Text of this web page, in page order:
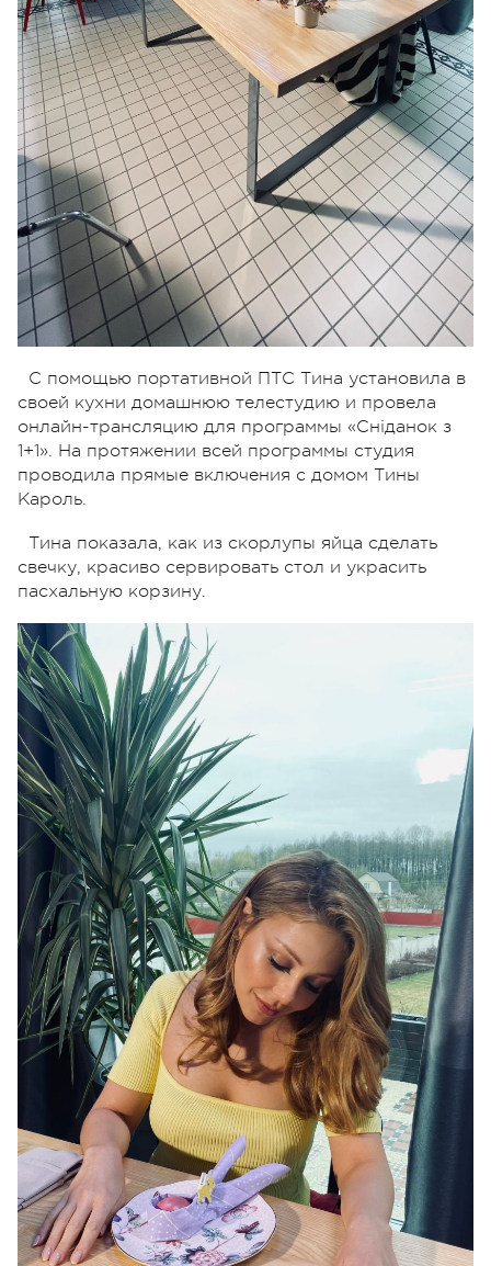
С помощью портативной ПТС Тина установила в
своей кухни домашнюю телестудию и провела
онлайн-трансляцию для программы «Сніданок з
1+1». На протяжении всей программы студия
проводила прямые включения с домом Тины
Кароль.
Тина показала, как из скорлупы яйца сделать
свечку, красиво сервировать стол и украсить
пасхальную корзину.